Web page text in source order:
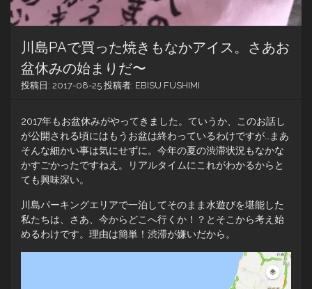
川島PAで買った焼きもなかアイス。さあお
盆休みの始まりだ〜
投稿日: 2017-08-25 投稿者: EBISU FUSHIMI
2017年もお盆休みがやってきました。ていうか、このお話し
が公開される頃にはもうお盆は終わっているわけですが…まあ
そんな細かい事は気にせずに。今年の夏の渋滞状況もなかな
かすごかったですねえ。リアルタイムにこれがわかるからと
ても興味深い。
川島パーキングエリアで一泊してそのまま水遊びを堪能した
私たちは、さあ、今からどこへ行くか！？とそこから考え始
めるわけです。理由は簡単！渋滞が嫌いだから。